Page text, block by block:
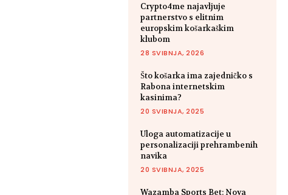
Crypto4me najavljuje
partnerstvo s elitnim
europskim košarkaškim
klubom
28 SVIBNJA, 2026
Što košarka ima zajedničko s
Rabona internetskim
kasinima?
20 SVIBNJA, 2025
Uloga automatizacije u
personalizaciji prehrambenih
navika
20 SVIBNJA, 2025
Wazamba Sports Bet: Nova